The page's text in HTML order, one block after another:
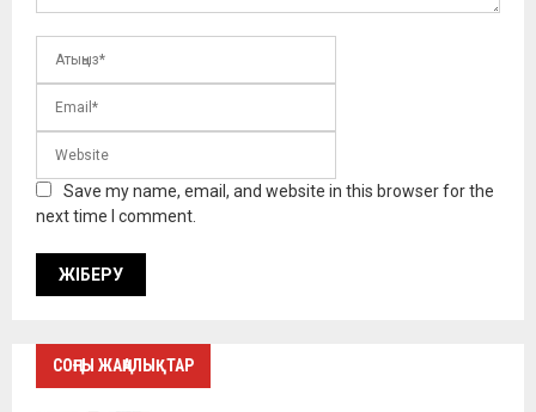
Save my name, email, and website in this browser for the
next time I comment.
СОҢҒЫ ЖАҢАЛЫҚТАР